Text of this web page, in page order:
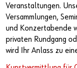
Veranstaltungen.
Versammlungen,
und Konzertabende
privaten Rundgang
wird Ihr Anlass zu